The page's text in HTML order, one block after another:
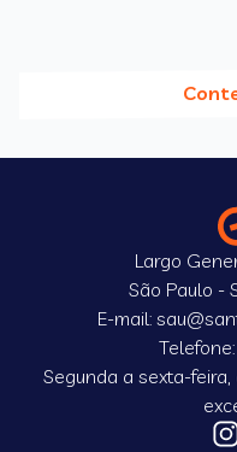
Largo
São Paulo -
E-mail:
Segunda a sexta-